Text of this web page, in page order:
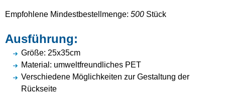
Empfohlene Mindestbestellmenge: 500 Stück
Ausführung:
Größe: 25x35cm
Material: umweltfreundliches PET
Verschiedene Möglichkeiten zur Gestaltung der
Rückseite